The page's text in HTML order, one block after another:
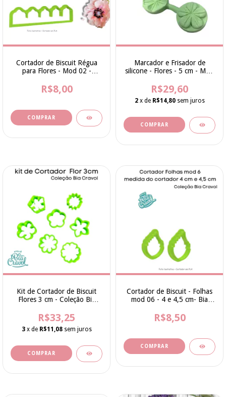
Cortador de Biscuit Régua
para Flores - Mod 02 -
R$8,00
Marcador e Frisador de
silicone - Flores - 5 cm - Mod
R$29,60
2 x de R$14,80 sem juros
Kit de Cortador de Biscuit
Flores 3 cm - Coleção Bia
R$33,25
3 x de R$11,08 sem juros
Cortador de Biscuit - Folhas
mod 06 - 4 e 4,5 cm- Bia
R$8,50